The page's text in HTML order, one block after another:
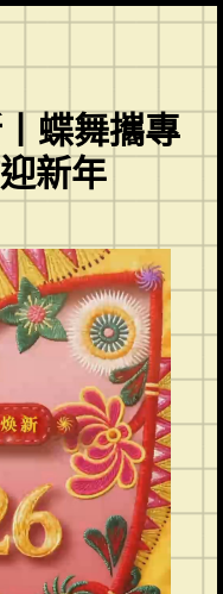
蝶舞攜專
新年